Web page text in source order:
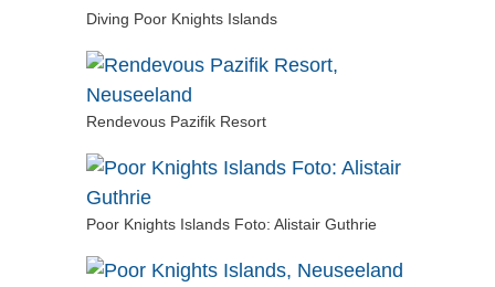
Diving Poor Knights Islands
Rendevous Pazifik Resort
Poor Knights Islands Foto: Alistair Guthrie